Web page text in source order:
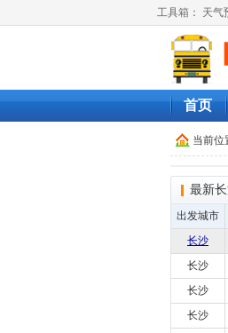
工具箱： 天气
首页
当前位
最新
出发城市
长沙
长沙
长沙
长沙